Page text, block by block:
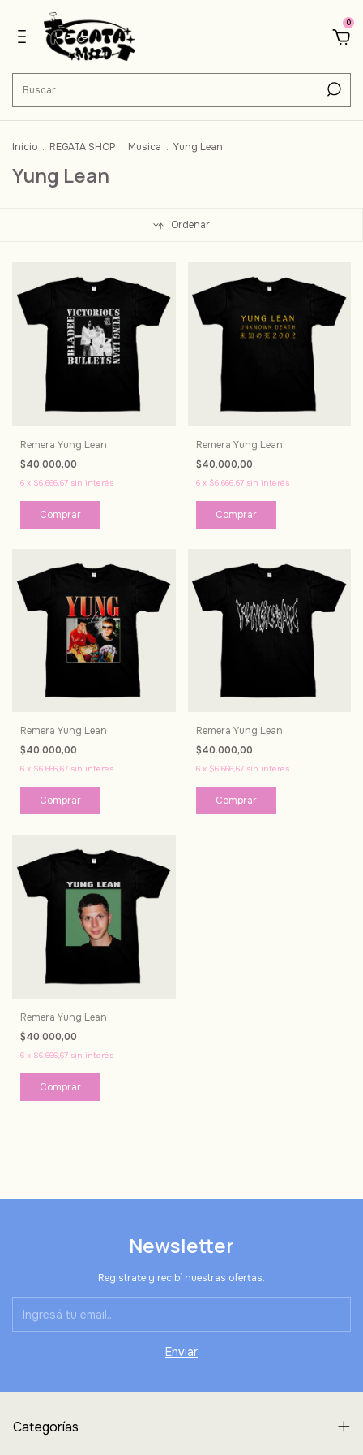
0
Inicio . REGATA SHOP . Musica . Yung Lean
Yung Lean
Ordenar
Remera Yung Lean
$40.000,00
6 x $6.666,67 sin interés
Comprar
Remera Yung Lean
$40.000,00
6 x $6.666,67 sin interés
Comprar
Remera Yung Lean
$40.000,00
6 x $6.666,67 sin interés
Comprar
Remera Yung Lean
$40.000,00
6 x $6.666,67 sin interés
Comprar
Remera Yung Lean
$40.000,00
6 x $6.666,67 sin interés
Comprar
Newsletter
Registrate y recibí nuestras ofertas.
Categorías